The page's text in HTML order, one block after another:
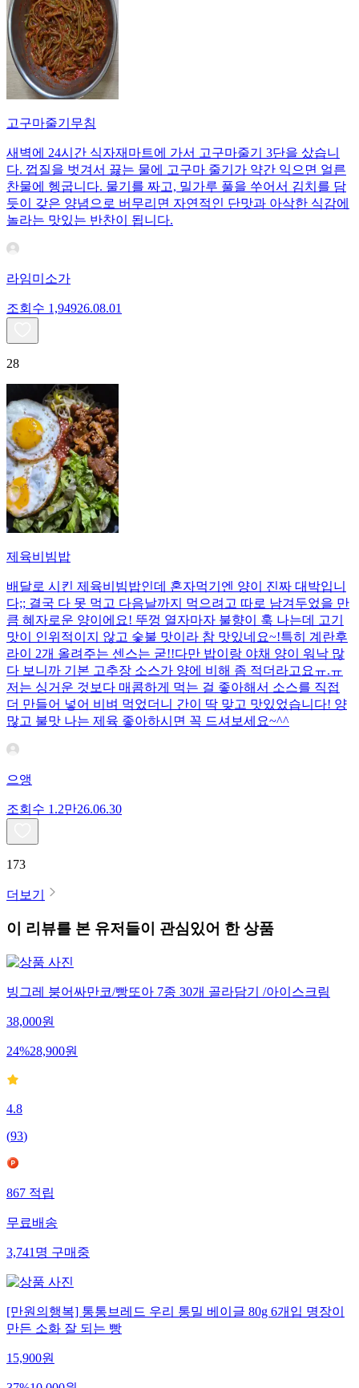
고구마줄기무침
새벽에 24시간 식자재마트에 가서 고구마줄기 3단을 샀습니
다. 껍질을 벗겨서 끓는 물에 고구마 줄기가 약간 익으면 얼른
찬물에 헹굽니다. 물기를 짜고, 밀가루 풀을 쑤어서 김치를 담
듯이 갖은 양념으로 버무리면 자연적인 단맛과 아삭한 식감에
놀라는 맛있는 반찬이 됩니다.
라임미소가
조회수 1,94926.08.01
28
제육비빔밥
배달로 시킨 제육비빔밥인데 혼자먹기엔 양이 진짜 대박입니
다;; 결국 다 못 먹고 다음날까지 먹으려고 따로 남겨두었을 만
큼 혜자로운 양이에요! 뚜껑 열자마자 불향이 훅 나는데 고기
맛이 인위적이지 않고 숯불 맛이라 참 맛있네요~!특히 계란후
라이 2개 올려주는 센스는 굳!! ​다만 밥이랑 야채 양이 워낙 많
다 보니까 기본 고추장 소스가 양에 비해 좀 적더라고요ㅠ.ㅠ
저는 싱거운 것보다 매콤하게 먹는 걸 좋아해서 소스를 직접
더 만들어 넣어 비벼 먹었더니 간이 딱 맞고 맛있었습니다! 양
많고 불맛 나는 제육 좋아하시면 꼭 드셔보세요~^^
으앵
조회수 1.2만26.06.30
173
더보기
이 리뷰를 본 유저들이 관심있어 한 상품
빙그레 붕어싸만코/빵또아 7종 30개 골라담기 /아이스크림
38,000원
24%28,900원
4.8
(93)
867 적립
무료배송
3,741 명 구매중
[만원의행복] 통통브레드 우리 통밀 베이글 80g 6개입 명장이
만든 소화 잘 되는 빵
15,900원